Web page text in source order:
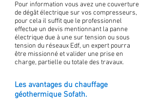
Pour information vous avez une couverture
de dégât électrique sur vos compresseurs,
pour cela il suffit que le professionnel
effectue un devis mentionnant la panne
électrique due à une sur tension ou sous
tension du réseaux Edf, un expert pourra
être missionné et valider une prise en
charge, partielle ou totale des travaux.
Les avantages du chauffage
géothermique Sofath.